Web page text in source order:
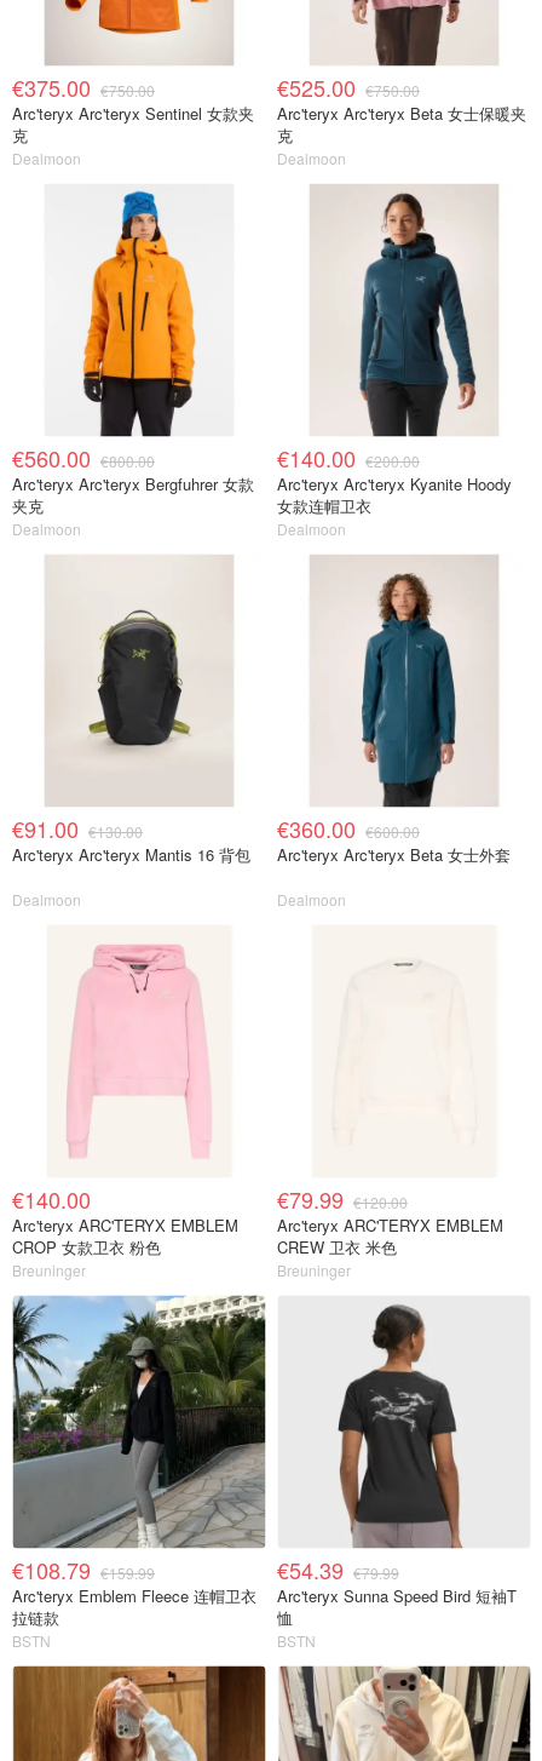
€375.00 €750.00
Arc'teryx Arc'teryx Sentinel 女款夹
克
Dealmoon
€525.00 €750.00
Arc'teryx Arc'teryx Beta 女士保暖夹
克
Dealmoon
€560.00 €800.00
Arc'teryx Arc'teryx Bergfuhrer 女款
夹克
Dealmoon
€140.00 €200.00
Arc'teryx Arc'teryx Kyanite Hoody
女款连帽卫衣
Dealmoon
€91.00 €130.00
Arc'teryx Arc'teryx Mantis 16 背包
Dealmoon
€360.00 €600.00
Arc'teryx Arc'teryx Beta 女士外套
Dealmoon
€140.00
Arc'teryx ARC'TERYX EMBLEM
CROP 女款卫衣 粉色
Breuninger
€79.99 €120.00
Arc'teryx ARC'TERYX EMBLEM
CREW 卫衣 米色
Breuninger
€108.79 €159.99
Arc'teryx Emblem Fleece 连帽卫衣
拉链款
BSTN
€54.39 €79.99
Arc'teryx Sunna Speed Bird 短袖T
恤
BSTN